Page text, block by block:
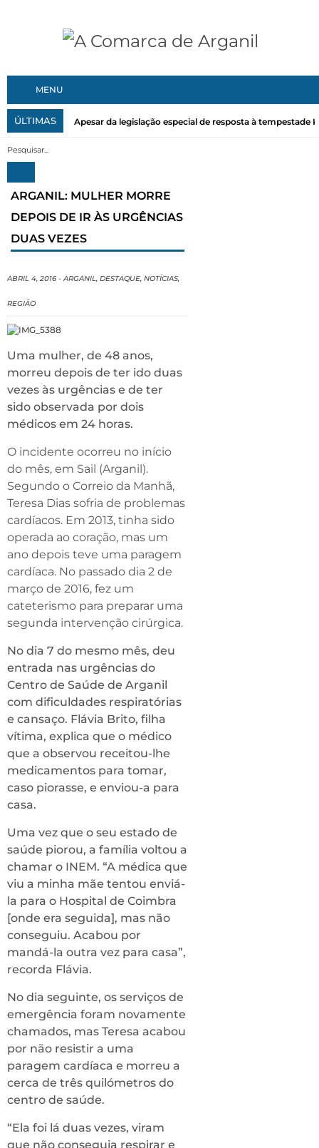
MENU
ÚLTIMAS Apesar da legislação especial de resposta à tempestade
ARGANIL: MULHER MORRE
DEPOIS DE IR ÀS URGÊNCIAS
DUAS VEZES
ABRIL 4, 2016 -ARGANIL, DESTAQUE, NOTÍCIAS,
REGIÃO
Uma mulher, de 48 anos,
morreu depois de ter ido duas
vezes às urgências e de ter
sido observada por dois
médicos em 24 horas.
O incidente ocorreu no início
do mês, em Sail (Arganil).
Segundo o Correio da Manhã,
Teresa Dias sofria de problemas
cardíacos. Em 2013, tinha sido
operada ao coração, mas um
ano depois teve uma paragem
cardíaca. No passado dia 2 de
março de 2016, fez um
cateterismo para preparar uma
segunda intervenção cirúrgica.
No dia 7 do mesmo mês, deu
entrada nas urgências do
Centro de Saúde de Arganil
com dificuldades respiratórias
e cansaço. Flávia Brito, filha
vítima, explica que o médico
que a observou receitou-lhe
medicamentos para tomar,
caso piorasse, e enviou-a para
casa.
Uma vez que o seu estado de
saúde piorou, a família voltou a
chamar o INEM. “A médica que
viu a minha mãe tentou enviá-
la para o Hospital de Coimbra
[onde era seguida], mas não
conseguiu. Acabou por
mandá-la outra vez para casa”,
recorda Flávia.
No dia seguinte, os serviços de
emergência foram novamente
chamados, mas Teresa acabou
por não resistir a uma
paragem cardíaca e morreu a
cerca de três quilómetros do
centro de saúde.
“Ela foi lá duas vezes, viram
que não conseguia respirar e